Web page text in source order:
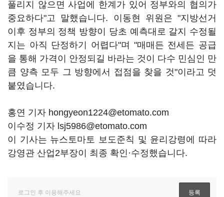
풀리지 않으면 사업에 한계가 있어 정부와의 협의가
중요하다"고 말했습니다. 이동현 위원은 "지방선거
이후 정부의 정책 방향이 당초 예측대로 갈지 수정될
지는 아직 단정하기 어렵다"며 "매매든 전세든 공급
을 통해 가격이 안정되길 바라는 것이 다수 민심인 만
큼 양측 모두 그 방향에서 접점을 찾을 것"이라고 덧
붙였습니다.
홍연 기자 hongyeon1224@etomato.com
이수정 기자 lsj5986@etomato.com
이 기사는 뉴스토마토 보도준칙 및 윤리강령에 따라
강영관 산업2부장이 최종 확인·수정했습니다.